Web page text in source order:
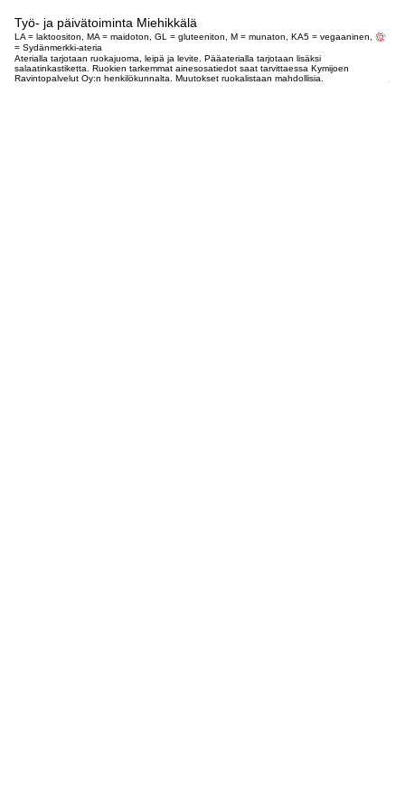
Työ- ja päivätoiminta Miehikkälä
LA = laktoositon, MA = maidoton, GL = gluteeniton, M = munaton, KA5 = vegaaninen,
= Sydänmerkki-ateria
Aterialla tarjotaan ruokajuoma, leipä ja levite. Pääaterialla tarjotaan lisäksi
salaatinkastiketta. Ruokien tarkemmat ainesosatiedot saat tarvittaessa Kymijoen
Ravintopalvelut Oy:n henkilökunnalta. Muutokset ruokalistaan mahdollisia.